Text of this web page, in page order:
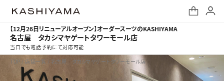
【12月26日リニューアルオープン】オーダースーツのKASHIYAMA
名古屋 タカシマヤゲートタワーモール店
当日でも電話予約にて対応可能
TOP / 店舗一覧 / 名古屋 タカシマヤゲートタワーモール店